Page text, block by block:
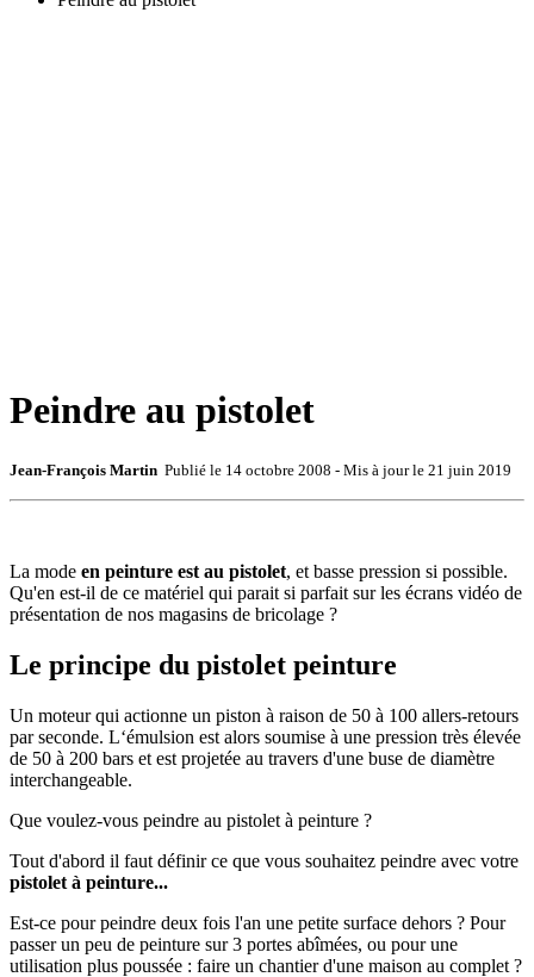
Peindre au pistolet
Jean-François Martin Publié le 14 octobre 2008 - Mis à jour le 21 juin 2019
La mode en peinture est au pistolet, et basse pression si possible.
Qu'en est-il de ce matériel qui parait si parfait sur les écrans vidéo de
présentation de nos magasins de bricolage ?
Le principe du pistolet peinture
Un moteur qui actionne un piston à raison de 50 à 100 allers-retours
par seconde. L‘émulsion est alors soumise à une pression très élevée
de 50 à 200 bars et est projetée au travers d'une buse de diamètre
interchangeable.
Que voulez-vous peindre au pistolet à peinture ?
Tout d'abord il faut définir ce que vous souhaitez peindre avec votre
pistolet à peinture...
Est-ce pour peindre deux fois l'an une petite surface dehors ? Pour
passer un peu de peinture sur 3 portes abîmées, ou pour une
utilisation plus poussée : faire un chantier d'une maison au complet ?